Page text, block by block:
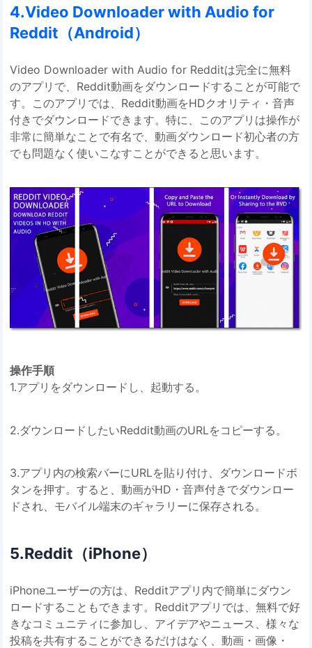
4.Video Downloader with Audio for
Reddit（Android）
Video Downloader with Audio for Redditは完全に無料
のアプリで、Reddit動画をダウンロードすることが可能で
す。このアプリでは、Reddit動画をHDクオリティ・音声
付きでダウンロードできます。特に、このアプリは操作が
非常に簡単なことで有名で、動画ダウンロード初心者の方
でも問題なく使いこなすことができると思います。
操作手順
1.アプリをダウンロードし、起動する。
2.ダウンロードしたいReddit動画のURLをコピーする。
3.アプリ内の検索バーにURLを貼り付け、ダウンロードボ
タンを押す。すると、動画がHD・音声付きでダウンロー
ドされ、モバイル端末のギャラリーに保存される。
5.Reddit（iPhone）
iPhoneユーザーの方は、Redditアプリ内で簡単にダウン
ロードすることもできます。Redditアプリでは、無料で好
きなコミュニティに参加し、アイデアやニュース、様々な
投稿を共有することができるだけはなく、動画・画像・